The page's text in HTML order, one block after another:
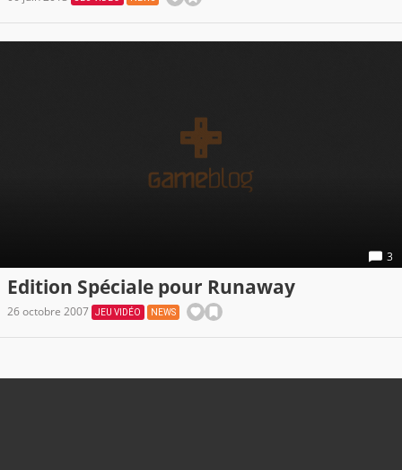
3
Edition Spéciale pour Runaway
26 octobre 2007 JEU VIDÉO NEWS